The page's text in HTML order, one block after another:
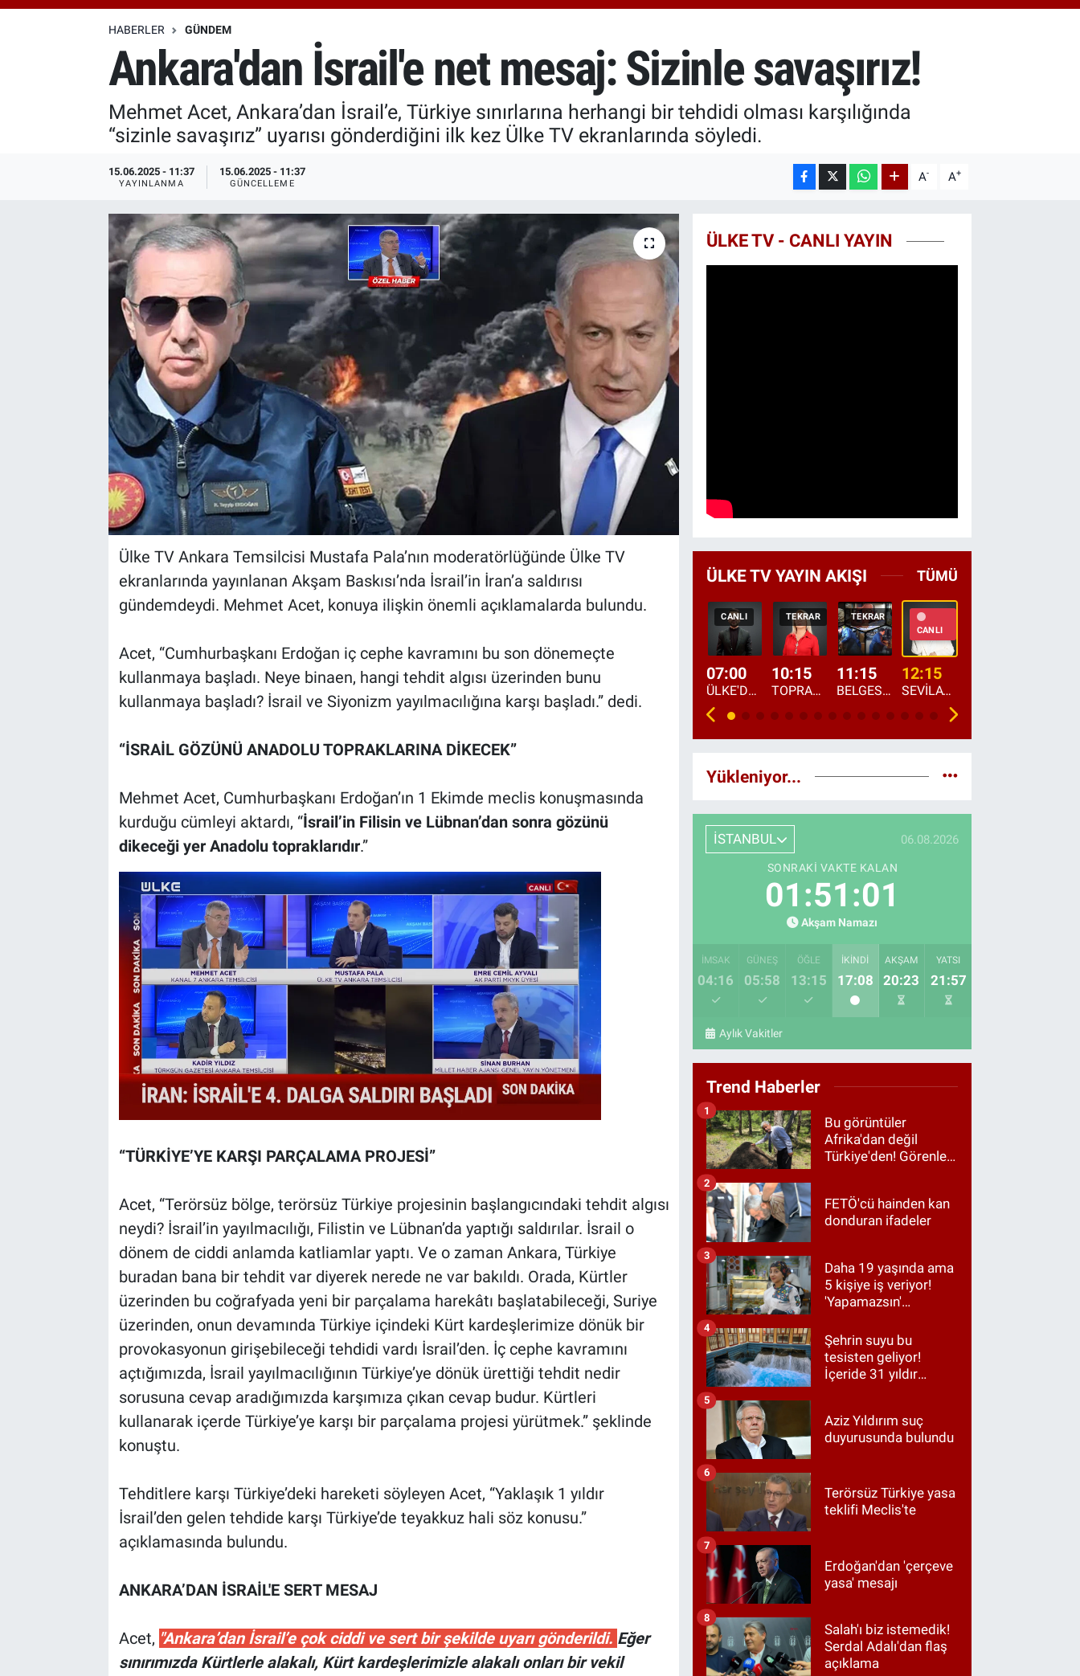
64.475,47
%0.66
HABERLER GÜNDEM
Ankara'dan İsrail'e net mesaj: Sizinle savaşırız!
Mehmet Acet, Ankara’dan İsrail’e, Türkiye sınırlarına herhangi bir tehdidi olması karşılığında
“sizinle savaşırız” uyarısı gönderdiğini ilk kez Ülke TV ekranlarında söyledi.
15.06.2025 - 11:37
YAYINLANMA
15.06.2025 - 11:37
GÜNCELLEME A- A+
Ülke TV Ankara Temsilcisi Mustafa Pala’nın moderatörlüğünde Ülke TV
ekranlarında yayınlanan Akşam Baskısı’nda İsrail’in İran’a saldırısı
gündemdeydi. Mehmet Acet, konuya ilişkin önemli açıklamalarda bulundu.
Acet, “Cumhurbaşkanı Erdoğan iç cephe kavramını bu son dönemeçte
kullanmaya başladı. Neye binaen, hangi tehdit algısı üzerinden bunu
kullanmaya başladı? İsrail ve Siyonizm yayılmacılığına karşı başladı.” dedi.
“İSRAİL GÖZÜNÜ ANADOLU TOPRAKLARINA DİKECEK”
Mehmet Acet, Cumhurbaşkanı Erdoğan’ın 1 Ekimde meclis konuşmasında
kurduğu cümleyi aktardı, “İsrail’in Filisin ve Lübnan’dan sonra gözünü
dikeceği yer Anadolu topraklarıdır.”
“TÜRKİYE’YE KARŞI PARÇALAMA PROJESİ”
Acet, “Terörsüz bölge, terörsüz Türkiye projesinin başlangıcındaki tehdit algısı
neydi? İsrail’in yayılmacılığı, Filistin ve Lübnan’da yaptığı saldırılar. İsrail o
dönem de ciddi anlamda katliamlar yaptı. Ve o zaman Ankara, Türkiye
buradan bana bir tehdit var diyerek nerede ne var bakıldı. Orada, Kürtler
üzerinden bu coğrafyada yeni bir parçalama harekâtı başlatabileceği, Suriye
üzerinden, onun devamında Türkiye içindeki Kürt kardeşlerimize dönük bir
provokasyonun girişebileceği tehdidi vardı İsrail’den. İç cephe kavramını
açtığımızda, İsrail yayılmacılığının Türkiye’ye dönük ürettiği tehdit nedir
sorusuna cevap aradığımızda karşımıza çıkan cevap budur. Kürtleri
kullanarak içerde Türkiye’ye karşı bir parçalama projesi yürütmek.” şeklinde
konuştu.
Tehditlere karşı Türkiye’deki hareketi söyleyen Acet, “Yaklaşık 1 yıldır
İsrail’den gelen tehdide karşı Türkiye’de teyakkuz hali söz konusu.”
açıklamasında bulundu.
ANKARA’DAN İSRAİL'E SERT MESAJ
Acet, "Ankara’dan İsrail’e çok ciddi ve sert bir şekilde uyarı gönderildi. Eğer
sınırımızda Kürtlerle alakalı, Kürt kardeşlerimizle alakalı onları bir vekil
ÜLKE TV - CANLI YAYIN
ÜLKE TV YAYIN AKIŞI TÜMÜ
CANLI
07:00
ÜLKE'DE BU SABAH
TEKRAR
10:15
TOPRAKTAN SOFRAYA
TEKRAR
11:15
BELGESEL: "ÜLKE'NİN ALIN TERİ"
CANLI
12:15
SEVİLAY SUNGUR İLE ELİMİN BEREKETİ
Yükleniyor...
İSTANBUL 06.08.2026
SONRAKI VAKTE KALAN
01:51:00
Akşam Namazı
İMSAK
04:16
GÜNEŞ
05:58
ÖĞLE
13:15
İKINDI
17:08
AKŞAM
20:23
YATSI
21:57
Aylık Vakitler
Trend Haberler
Bu görüntüler
Afrika'dan değil
Türkiye'den! Görenler
1
FETÖ'cü hainden kan
donduran ifadeler
2
Daha 19 yaşında ama
5 kişiye iş veriyor!
'Yapamazsın'
cevap
3
Şehrin suyu bu
tesisten geliyor!
İçeride 31 yıldır
4
Aziz Yıldırım suç
duyurusunda bulundu
5
Terörsüz Türkiye yasa
teklifi Meclis'te
6
Erdoğan'dan 'çerçeve
yasa' mesajı
7
Salah'ı biz istemedik!
Serdal Adalı'dan flaş
açıklama
8
Özel Haberler
Özel Haberler
Haber Arşivi